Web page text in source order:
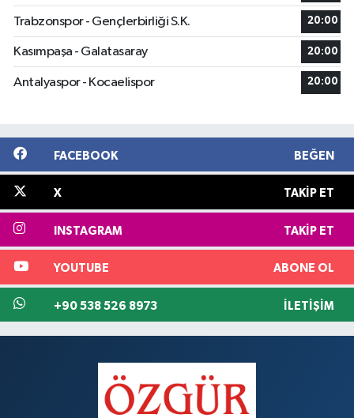
Trabzonspor - Gençlerbirliği S.K. 20:00
Kasımpaşa - Galatasaray 20:00
Antalyaspor - Kocaelispor 20:00
FACEBOOK BEĞEN
X TAKIP ET
INSTAGRAM TAKIP ET
YOUTUBE ABONE OL
+90 538 526 8973 İLETIŞIM